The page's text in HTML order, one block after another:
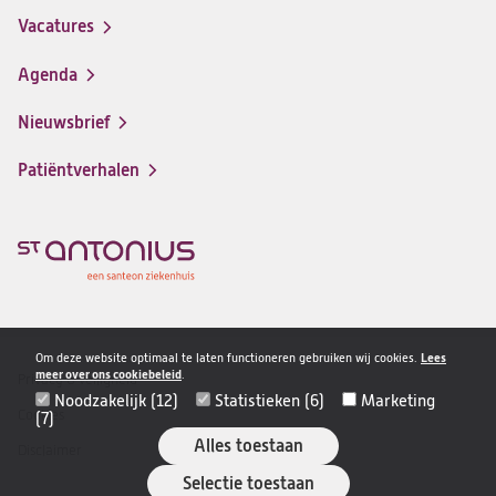
Om deze website optimaal te laten functioneren gebruiken wij cookies. Lees
meer over ons cookiebeleid.
Noodzakelijk (12) Statistieken (6)
Marketing
(7)
Alles toestaan
Selectie toestaan
in
nieuwe
Vacatures
(opent
in
nieuwe
Agenda
Nieuwsbrief
Patiëntverhalen
Disclaimer
navigatie
Privacy & veiligheid
Cookies